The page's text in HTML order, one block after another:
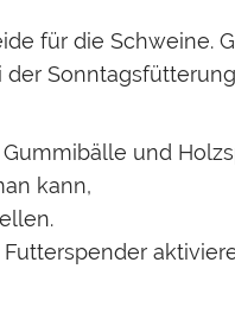
für die Schweine.
der
und
kann,